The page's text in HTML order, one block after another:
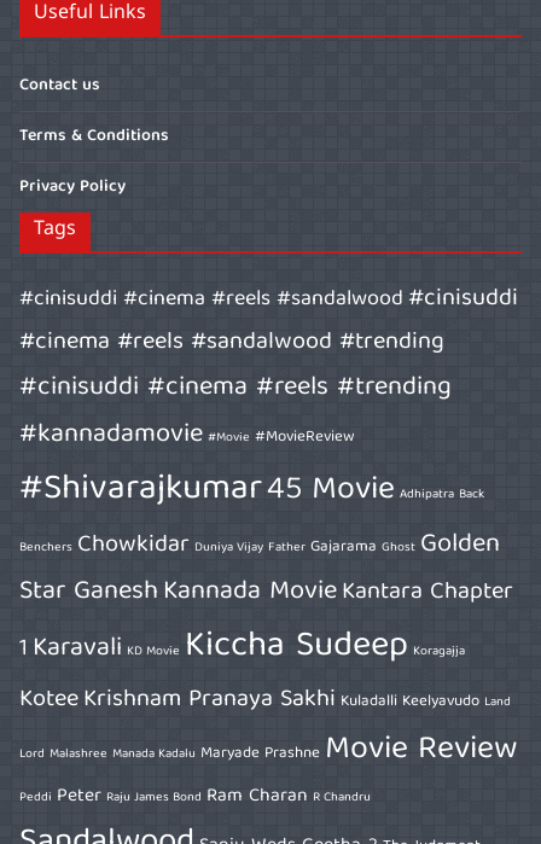
Useful Links
Contact us
Terms & Conditions
Privacy Policy
Tags
#cinisuddi #cinema #reels #sandalwood#cinisuddi
#cinema #reels #sandalwood #trending
#cinisuddi #cinema #reels #trending
#kannadamovie #Movie #MovieReview
#Shivarajkumar45 Movie Adhipatra Back
Benchers Chowkidar Duniya Vijay Father Gajarama Ghost Golden
Star GaneshKannada MovieKantara Chapter
1 Karavali KD Movie Kiccha Sudeep Koragajja
KoteeKrishnam Pranaya Sakhi Kuladalli Keelyavudo Land
Lord Malashree Manada Kadalu Maryade Prashne Movie Review
Peddi Peter Raju James Bond Ram Charan R Chandru